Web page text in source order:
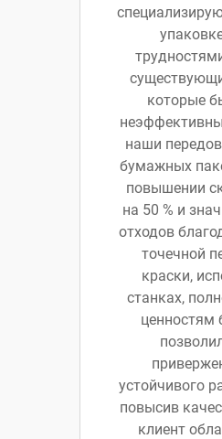
которые
наши
бумажных
повышении
на 50 % и
отходов
точечной
краски,
станках,
ценностям
устойчивого
повысив
клиент